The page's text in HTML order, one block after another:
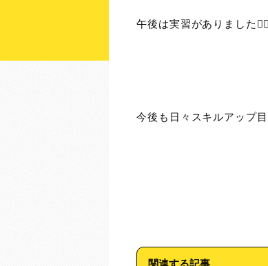
午後は実習がありました✋🏻
今後も日々スキルアップ
関連する記事